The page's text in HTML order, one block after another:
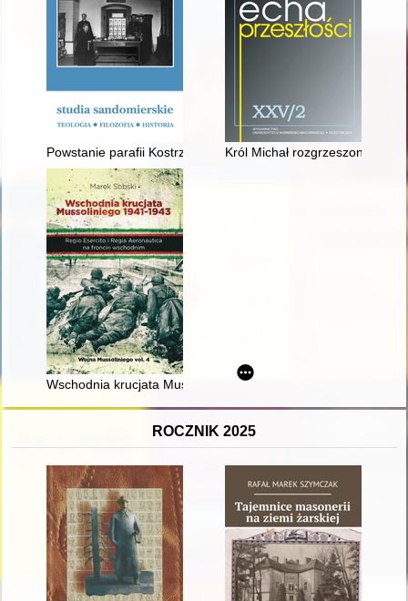
Powstanie parafii Kostrzyn i jej funkcjonowanie w latach 1925-
Król Michał rozgrzeszony? :
Wschodnia krucjata Mussoliniego 1941-1943 : Regio Esercito
ROCZNIK 2025